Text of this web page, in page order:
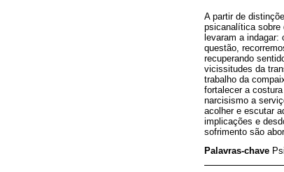
A partir de
psicanalítica sobre
levaram a indagar:
questão,
recuperando
vicissitudes da
trabalho da
fortalecer a
narcisismo a
acolher e escutar
implicações e
sofrimento são
Palavras-chave